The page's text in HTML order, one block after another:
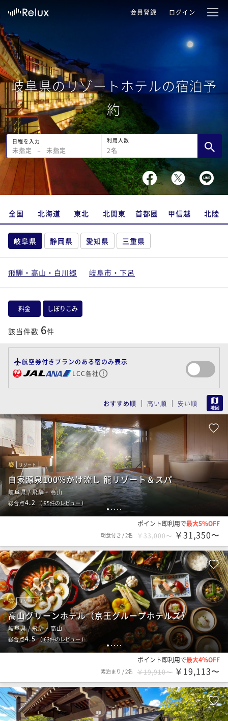
会員登録 ログイン
岐阜県のリゾートホテルの宿泊予
約
日程を入力
未指定 − 未指定
利用人数
2名
全国 北海道 東北 北関東 首都圏 甲信越 北陸
岐阜県 静岡県 愛知県 三重県
飛騨・高山・白川郷 岐阜市・下呂
料金 しぼりこみ
該当件数 6件
航空券付きプランのある宿のみ表示
LCC各社
おすすめ順 高い順 安い順
1 2 3 4 5
リゾート
自家源泉100%かけ流し 龍リゾート＆スパ
岐阜県 / 飛騨・高山
総合点4.2 （95件のレビュー）
ポイント即利用で最大5％OFF
朝食付き /2名 ￥33,000〜 ￥31,350〜
1 2 3 4 5
リゾート
高山グリーンホテル（京王グループホテルズ）
岐阜県 / 飛騨・高山
総合点4.5（63件のレビュー）
ポイント即利用で最大4％OFF
素泊まり /2名 ￥19,910〜 ￥19,113〜